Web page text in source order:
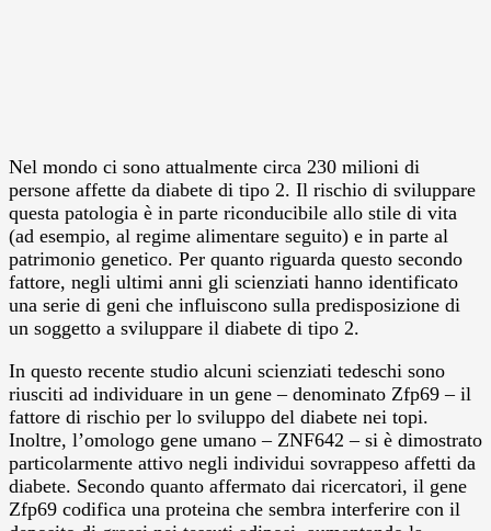
Nel mondo ci sono attualmente circa 230 milioni di
persone affette da diabete di tipo 2. Il rischio di sviluppare
questa patologia è in parte riconducibile allo stile di vita
(ad esempio, al regime alimentare seguito) e in parte al
patrimonio genetico. Per quanto riguarda questo secondo
fattore, negli ultimi anni gli scienziati hanno identificato
una serie di geni che influiscono sulla predisposizione di
un soggetto a sviluppare il diabete di tipo 2.
In questo recente studio alcuni scienziati tedeschi sono
riusciti ad individuare in un gene – denominato Zfp69 – il
fattore di rischio per lo sviluppo del diabete nei topi.
Inoltre, l’omologo gene umano – ZNF642 – si è dimostrato
particolarmente attivo negli individui sovrappeso affetti da
diabete. Secondo quanto affermato dai ricercatori, il gene
Zfp69 codifica una proteina che sembra interferire con il